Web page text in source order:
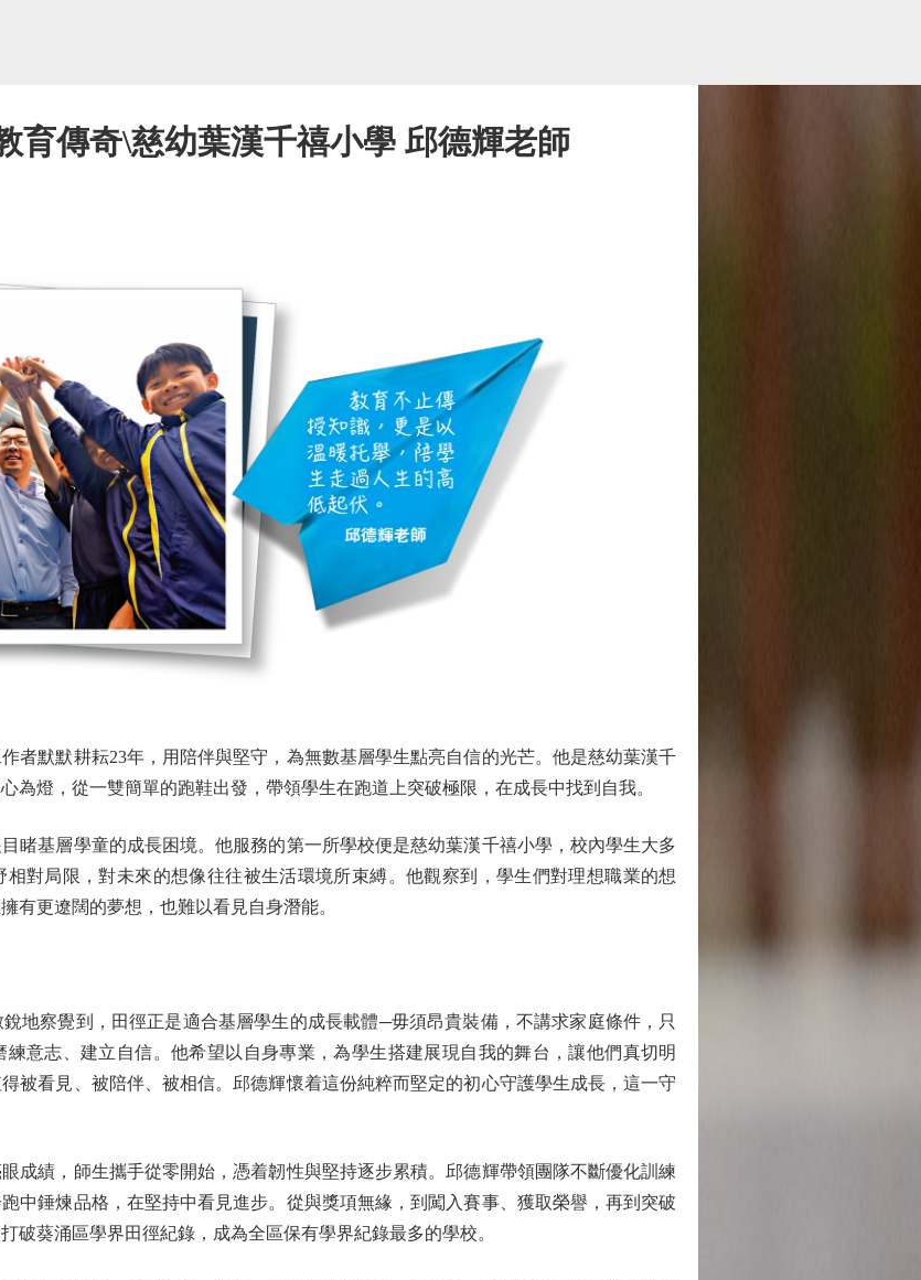
育傳奇\慈幼葉漢千禧小學 邱德輝老師
默默耕耘23年，用陪伴與堅守，為無數基層學生點亮自信的光芒。他是慈幼葉漢千
為燈，從一雙簡單的跑鞋出發，帶領學生在跑道上突破極限，在成長中找到自我。
基層學童的成長困境。他服務的第一所學校便是慈幼葉漢千禧小學，校內學生大多
對局限，對未來的想像往往被生活環境所束縛。他觀察到，學生們對理想職業的想
有更遼闊的夢想，也難以看見自身潛能。
察覺到，田徑正是適合基層學生的成長載體─毋須昂貴裝備，不講求家庭條件，只
意志、建立自信。他希望以自身專業，為學生搭建展現自我的舞台，讓他們真切明
被看見、被陪伴、被相信。邱德輝懷着這份純粹而堅定的初心守護學生成長，這一守
績，師生攜手從零開始，憑着韌性與堅持逐步累積。邱德輝帶領團隊不斷優化訓練
中錘煉品格，在堅持中看見進步。從與獎項無緣，到闖入賽事、獲取榮譽，再到突破
破葵涌區學界田徑紀錄，成為全區保有學界紀錄最多的學校。